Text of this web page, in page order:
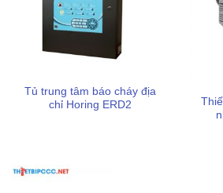
Tủ trung tâm báo cháy địa
chỉ Horing ERD2